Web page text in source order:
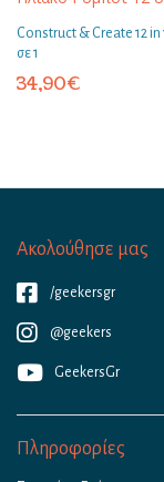
Construct & Create 12
σε 1
34,90€
Ακολούθησε μας
/geekersgr
@geekers
GeekersGr
Πληροφορίες